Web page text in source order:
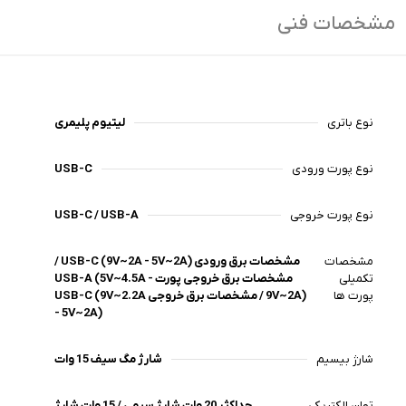
مشخصات فنی
نوع باتری لیتیوم پلیمری
نوع پورت ورودی USB-C
نوع پورت خروجی USB-C / USB-A
مشخصات
تکمیلی
پورت ها
مشخصات برق ورودی USB-C (9V~2A - 5V~2A) /
مشخصات برق خروجی پورت USB-A (5V~4.5A -
9V~2A) / مشخصات برق خروجی USB-C (9V~2.2A
- 5V~2A)
شارژ بیسیم شارژ مگ سیف 15 وات